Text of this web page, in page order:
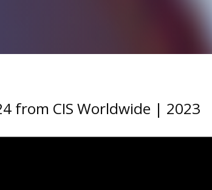
from CIS Worldwide | 2023